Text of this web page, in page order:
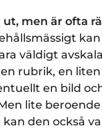
ut, men är ofta
väldigt
rubrik, en
en bild
lite
den också